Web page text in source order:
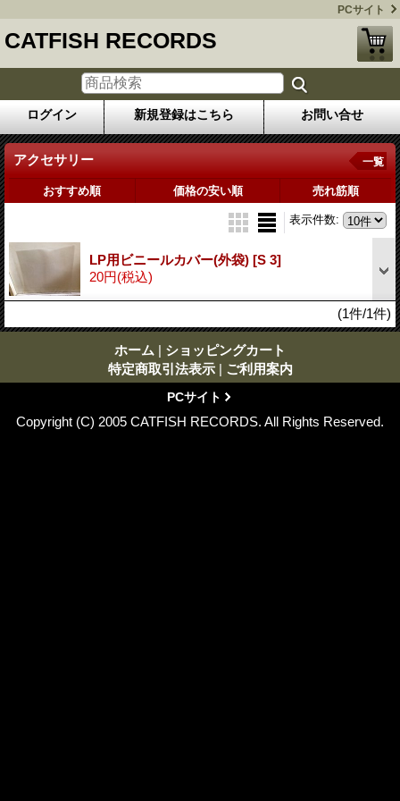
PCサイト
CATFISH RECORDS
ログイン 新規登録はこちら お問い合せ
アクセサリー 一覧
おすすめ順 価格の安い順 売れ筋順
表示件数:
LP用ビニールカバー(外袋) [S 3]
20円(税込)
(1件/1件)
ホーム | ショッピングカート
特定商取引法表示 | ご利用案内
PCサイト
Copyright (C) 2005 CATFISH RECORDS. All Rights Reserved.